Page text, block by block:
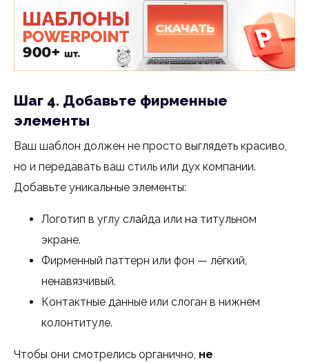
Шаг 4. Добавьте фирменные
элементы
Ваш шаблон должен не просто выглядеть красиво,
но и передавать ваш стиль или дух компании.
Добавьте уникальные элементы:
Логотип в углу слайда или на титульном
экране.
Фирменный паттерн или фон — лёгкий,
ненавязчивый.
Контактные данные или слоган в нижнем
колонтитуле.
Чтобы они смотрелись органично, не